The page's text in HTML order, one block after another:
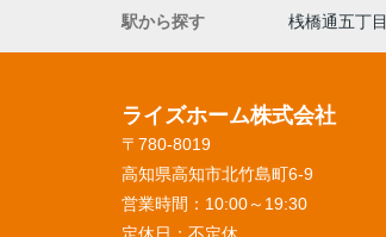
駅から探す
桟橋通五丁目
ライズホーム株式会社
〒780-8019
高知県高知市北竹島町6-9
営業時間： 10:00～19:30